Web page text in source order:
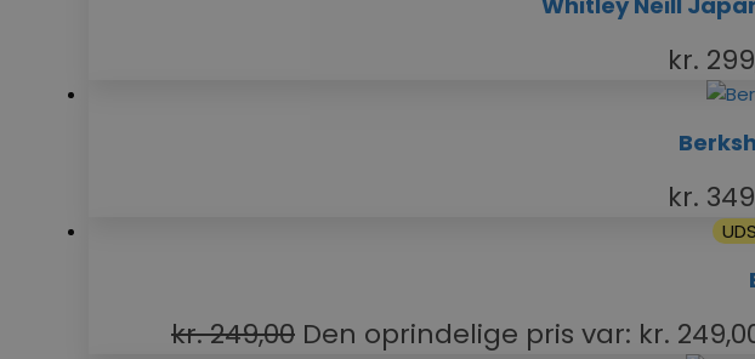
kr.
kr.
kr.249,00 Den oprindelige pris var: kr.